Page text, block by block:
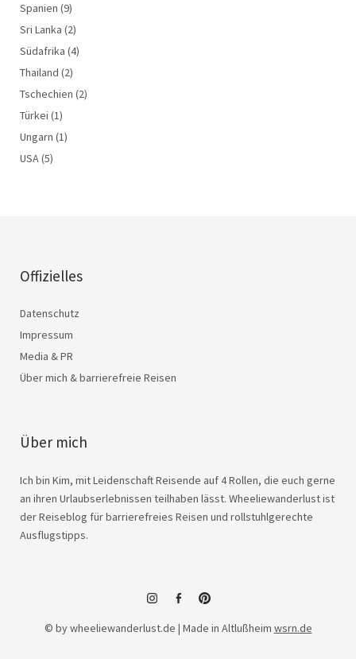
Spanien (9)
Sri Lanka (2)
Südafrika (4)
Thailand (2)
Tschechien (2)
Türkei (1)
Ungarn (1)
USA(5)
Offizielles
Datenschutz
Impressum
Media & PR
Über mich & barrierefreie Reisen
Über mich
Ich bin Kim, mit Leidenschaft Reisende auf 4 Rollen, die euch gerne
an ihren Urlaubserlebnissen teilhaben lässt. Wheeliewanderlust ist
der Reiseblog für barrierefreies Reisen und rollstuhlgerechte
Ausflugstipps.
instagramfacebook
© by wheeliewanderlust.de | Made in Altlußheim wsrn.de